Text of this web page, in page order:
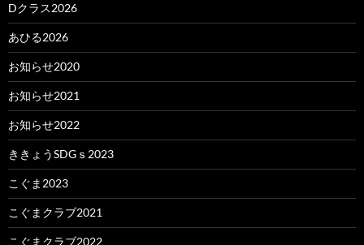
Dクラス2026
あひる2026
お知らせ2020
お知らせ2021
お知らせ2022
ききょうSDGｓ2023
こぐま2023
こぐまクラブ2021
こぐまクラブ2022